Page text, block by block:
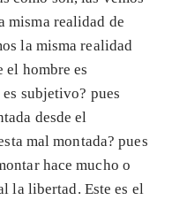
misma realidad de
la misma realidad
el hombre es
subjetivo? pues
desde el
mal montada? pues
hace mucho o
la libertad. Este es el